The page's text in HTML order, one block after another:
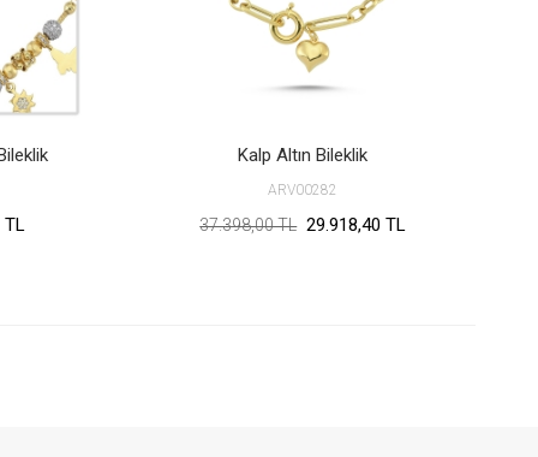
TL
Kalp Altın Bileklik
ARV00282
37.398,00 TL 29.918,40 TL